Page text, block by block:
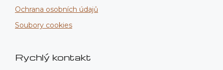
Ochrana osobních údajů
Soubory cookies
Rychlý kontakt